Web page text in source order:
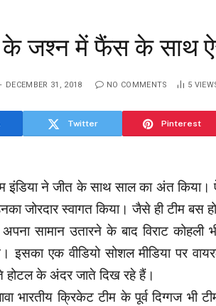
जश्न में फैंस के साथ
DECEMBER 31, 2018 NO COMMENTS 5
Twitter Pinterest
इंडिया ने जीत के साथ साल का अंत किया।
जोरदार स्वागत किया। जैसे ही टीम
सामान उतारने के बाद विराट
इसका एक वीडियो सोशल मीडिया पर
होटल के अंदर जाते दिख रहे हैं।
भारतीय क्रिकेट टीम के पूर्व दिग्गज भी